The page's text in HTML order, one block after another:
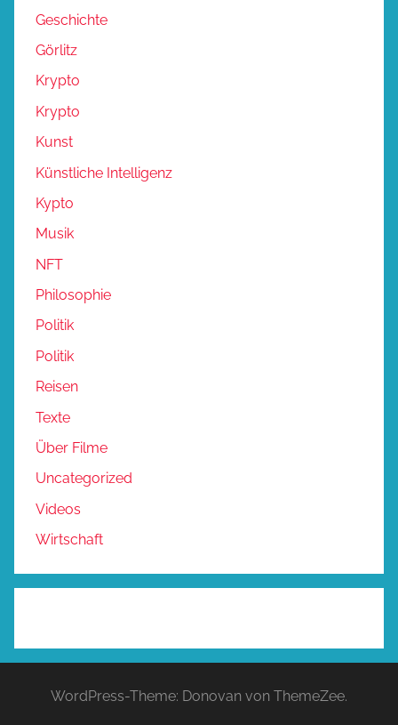
Geschichte
Görlitz
Krypto
Krypto
Kunst
Künstliche Intelligenz
Kypto
Musik
NFT
Philosophie
Politik
Politik
Reisen
Texte
Über Filme
Uncategorized
Videos
Wirtschaft
WordPress-Theme: Donovan von ThemeZee.